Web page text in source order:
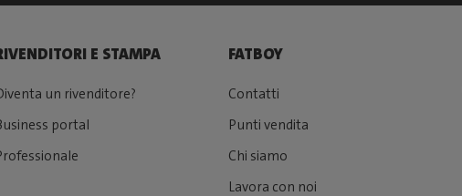
E STAMPA
un rivenditore?
portal
FATBOY
Contatti
Punti vendita
Chi siamo
Lavora con noi